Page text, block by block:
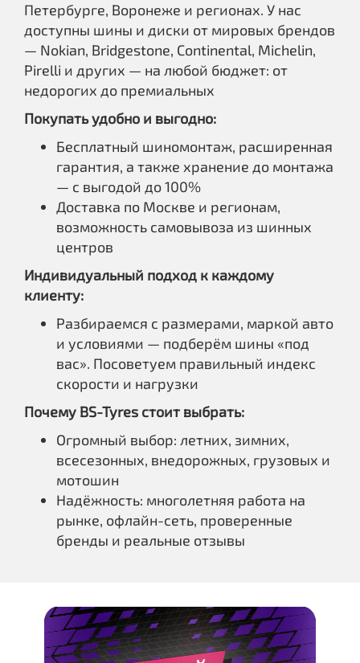
Петербурге, Воронеже и регионах. У нас
доступны шины и диски от мировых брендов
— Nokian, Bridgestone, Continental, Michelin,
Pirelli и других — на любой бюджет: от
недорогих до премиальных
Покупать удобно и выгодно:
Бесплатный шиномонтаж, расширенная
гарантия, а также хранение до монтажа
— с выгодой до 100%
Доставка по Москве и регионам,
возможность самовывоза из шинных
центров
Индивидуальный подход к каждому
клиенту:
Разбираемся с размерами, маркой авто
и условиями — подберём шины «под
вас». Посоветуем правильный индекс
скорости и нагрузки
Почему BS-Tyres стоит выбрать:
Огромный выбор: летних, зимних,
всесезонных, внедорожных, грузовых и
мотошин
Надёжность: многолетняя работа на
рынке, офлайн-сеть, проверенные
бренды и реальные отзывы